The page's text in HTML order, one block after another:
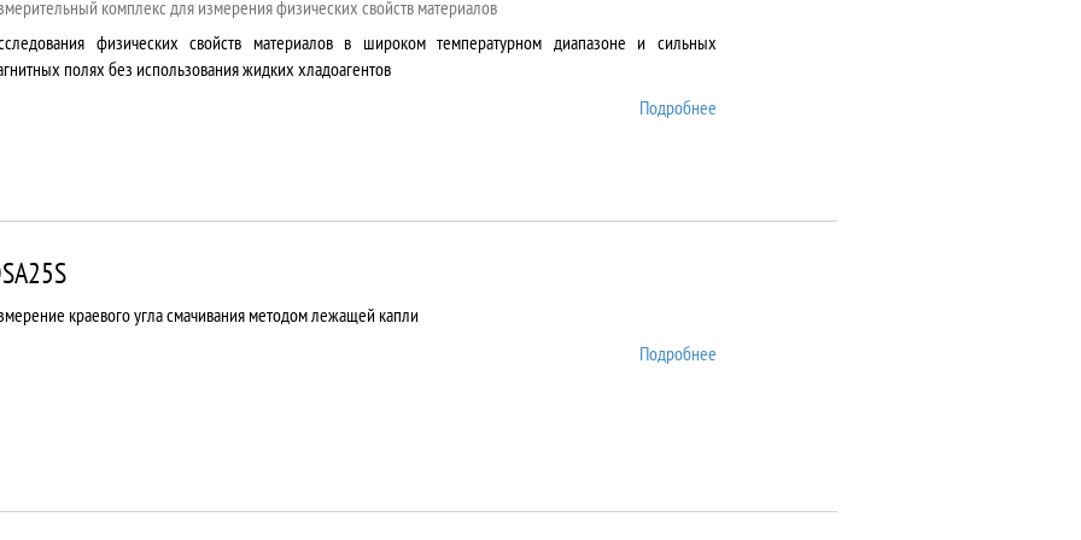
комплекс для измерения физических свойств материалов
физических свойств материалов в широком температурном диапазоне и сильных
полях без использования жидких хладоагентов
Подробнее
краевого угла смачивания методом лежащей капли
Подробнее